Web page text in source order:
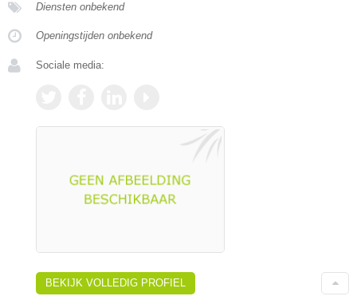
Diensten onbekend
Openingstijden onbekend
Sociale media:
BEKIJK VOLLEDIG PROFIEL